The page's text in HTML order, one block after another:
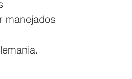
manejados